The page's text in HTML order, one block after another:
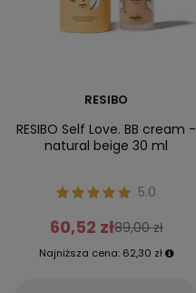
RESIBO
RESIBO Self Love. BB cream -
natural beige 30 ml
5.0
60,52 zł89,00 zł
Najniższa cena: 62,30 zł